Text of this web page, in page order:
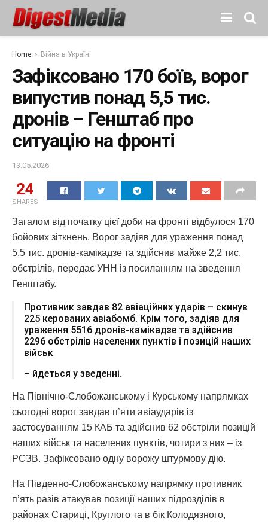
Home Війна в Україні
Зафіксовано 170 боїв, ворог
випустив понад 5,5 тис.
дронів – Генштаб про
ситуацію на фронті
13.05.2026
24
SHARES
Загалом від початку цієї доби на фронті відбулося 170
бойових зіткнень. Ворог задіяв для ураження понад
5,5 тис. дронів-камікадзе та здійснив майже 2,2 тис.
обстрілів, передає УНН із посиланням на зведення
Генштабу.
Противник завдав 82 авіаційних ударів – скинув
225 керованих авіабомб. Крім того, задіяв для
ураження 5516 дронів-камікадзе та здійснив
2296 обстрілів населених пунктів і позицій наших
військ
– йдеться у зведенні.
На Північно-Слобожанському і Курському напрямках
сьогодні ворог завдав п’яти авіаударів із
застосуванням 15 КАБ та здійснив 62 обстріли позицій
наших військ та населених пунктів, чотири з них – із
РСЗВ. Зафіксовано одну ворожу штурмову дію.
На Південно-Слобожанському напрямку противник
п’ять разів атакував позиції наших підрозділів в
районах Стариці, Круглого та в бік Колодязного,